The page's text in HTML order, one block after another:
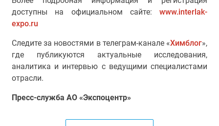
доступны на официальном сайте: www.interlak-
expo.ru
Следите за новостями в телеграм-канале «Химблог»,
где публикуются актуальные исследования,
аналитика и интервью с ведущими специалистами
отрасли.
Пресс-служба АО «Экспоцентр»